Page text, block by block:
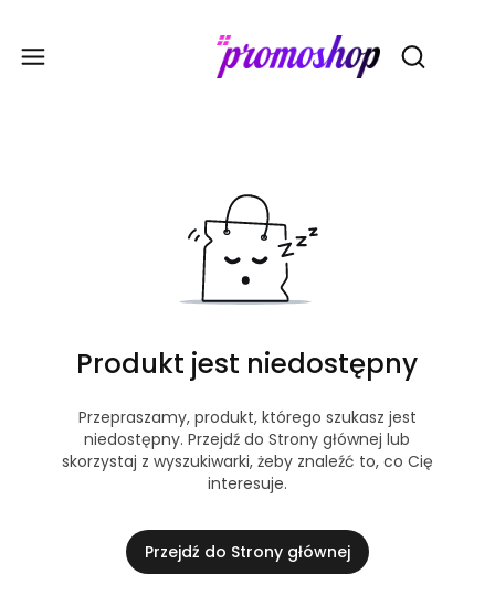
Otwórz
Produkt jest niedostępny
Przepraszamy, produkt, którego szukasz jest
niedostępny. Przejdź do Strony głównej lub
skorzystaj z wyszukiwarki, żeby znaleźć to, co Cię
interesuje.
Przejdź do Strony głównej